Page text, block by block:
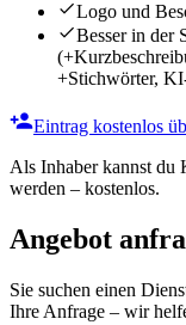
Logo und
Besser in der
+Stichwörter,
Eintrag kostenlos
Als Inhaber kannst du
werden – kostenlos.
Angebot
Sie suchen einen
Ihre Anfrage – wir